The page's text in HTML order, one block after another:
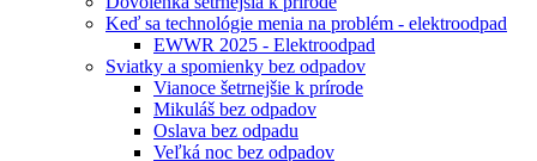
Keď sa technológie menia na problém - elektroodpad
EWWR 2025 - Elektroodpad
Sviatky a spomienky bez odpadov
Vianoce šetrnejšie k prírode
Mikuláš bez odpadov
Oslava bez odpadu
Veľká noc bez odpadov